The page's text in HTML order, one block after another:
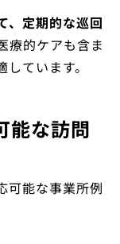
、定期的な巡回
療的ケアも含ま
ています。
能な訪問
可能な事業所例